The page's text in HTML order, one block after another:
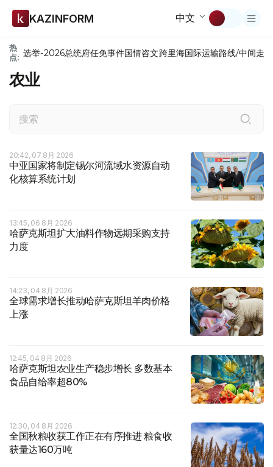
KAZINFORM 中文
热
点: 选举-2026总统府任免事件国情咨文跨里海国际运输路线/中间走廊
农业
20:42, 07 8月 2026
中亚国家将制定锡尔河流域水资源自动
化核算系统计划
13:45, 06 8月 2026
哈萨克斯坦扩大油料作物远期采购支持
力度
14:23, 04 8月 2026
全球需求增长推动哈萨克斯坦羊肉价格
上涨
12:45, 04 8月 2026
哈萨克斯坦农业生产稳步增长 多数基本
食品自给率超80%
12:30, 04 8月 2026
全国秋粮收获工作正在有序推进 粮食收
获量达160万吨